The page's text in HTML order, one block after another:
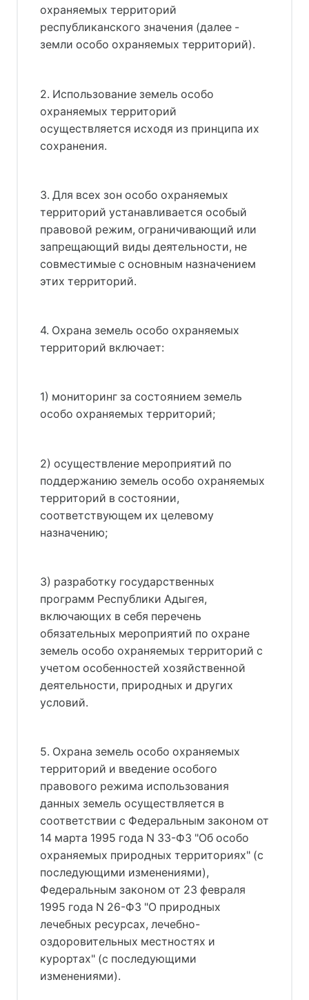
охраняемых территорий
республиканского значения (далее -
земли особо охраняемых территорий).
2. Использование земель особо
охраняемых территорий
осуществляется исходя из принципа их
сохранения.
3. Для всех зон особо охраняемых
территорий устанавливается особый
правовой режим, ограничивающий или
запрещающий виды деятельности, не
совместимые с основным назначением
этих территорий.
4. Охрана земель особо охраняемых
территорий включает:
1) мониторинг за состоянием земель
особо охраняемых территорий;
2) осуществление мероприятий по
поддержанию земель особо охраняемых
территорий в состоянии,
соответствующем их целевому
назначению;
3) разработку государственных
программ Республики Адыгея,
включающих в себя перечень
обязательных мероприятий по охране
земель особо охраняемых территорий с
учетом особенностей хозяйственной
деятельности, природных и других
условий.
5. Охрана земель особо охраняемых
территорий и введение особого
правового режима использования
данных земель осуществляется в
соответствии с Федеральным законом от
14 марта 1995 года N 33-ФЗ "Об особо
охраняемых природных территориях" (с
последующими изменениями),
Федеральным законом от 23 февраля
1995 года N 26-ФЗ "О природных
лечебных ресурсах, лечебно-
оздоровительных местностях и
курортах" (с последующими
изменениями).